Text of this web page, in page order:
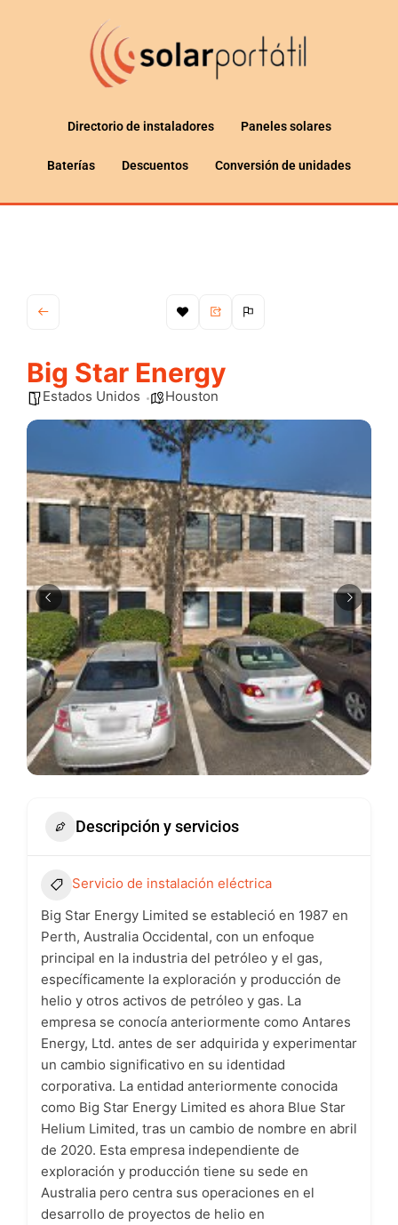
Directorio de instaladores Paneles solares
Baterías Descuentos Conversión de unidades
Big Star Energy
Estados Unidos Houston
Descripción y servicios
Servicio de instalación eléctrica
Big Star Energy Limited se estableció en 1987 en
Perth, Australia Occidental, con un enfoque
principal en la industria del petróleo y el gas,
específicamente la exploración y producción de
helio y otros activos de petróleo y gas. La
empresa se conocía anteriormente como Antares
Energy, Ltd. antes de ser adquirida y experimentar
un cambio significativo en su identidad
corporativa. La entidad anteriormente conocida
como Big Star Energy Limited es ahora Blue Star
Helium Limited, tras un cambio de nombre en abril
de 2020. Esta empresa independiente de
exploración y producción tiene su sede en
Australia pero centra sus operaciones en el
desarrollo de proyectos de helio en